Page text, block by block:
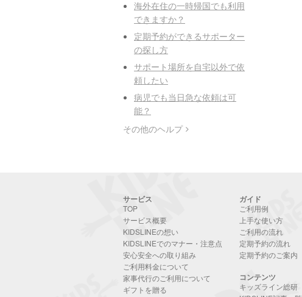
海外在住の一時帰国でも利用
できますか？
定期予約ができるサポーター
の探し方
サポート場所を自宅以外で依
頼したい
病児でも当日急な依頼は可
能？
その他のヘルプ
サービス
TOP
サービス概要
KIDSLINEの想い
KIDSLINEでのマナー・注意点
安心安全への取り組み
ご利用料金について
家事代行のご利用について
ギフトを贈る
ガイド
ご利用例
上手な使い方
ご利用の流れ
定期予約の流れ
定期予約のご案内
コンテンツ
キッズライン総研